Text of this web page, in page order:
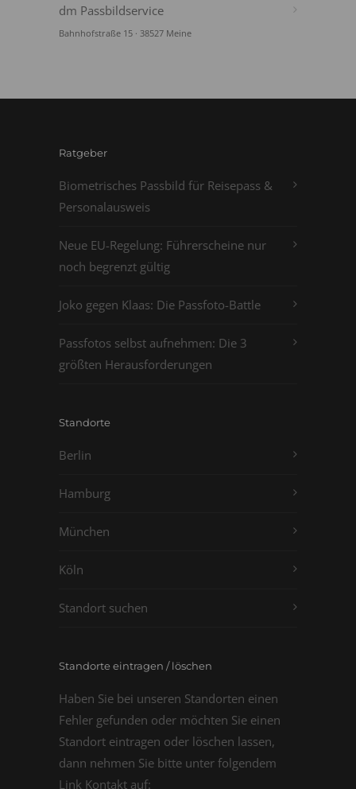
dm Passbildservice
Bahnhofstraße 15 · 38527 Meine
Ratgeber
Biometrisches Passbild für Reisepass &
Personalausweis
Neue EU-Regelung: Führerscheine nur
noch begrenzt gültig
Joko gegen Klaas: Die Passfoto-Battle
Passfotos selbst aufnehmen: Die 3
größten Herausforderungen
Standorte
Berlin
Hamburg
München
Köln
Standort suchen
Standorte eintragen / löschen
Haben Sie bei unseren Standorten einen
Fehler gefunden oder möchten Sie einen
Standort eintragen oder löschen lassen,
dann nehmen Sie bitte unter folgendem
Link Kontakt auf: